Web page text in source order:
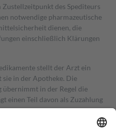
des Spediteurs
notwendige pharmazeutische
dienen, die
einschließlich Klärungen
stellt der Arzt ein
sie in der Apotheke. Die
übernimmt in der Regel die
einen Teil davon als Zuzahlung
in Höhe von zehn